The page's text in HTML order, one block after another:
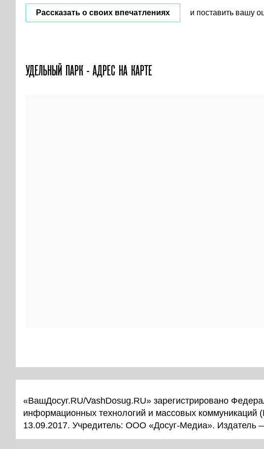
Рассказать о своих впечатлениях и поставить вашу
УДЕЛЬНЫЙ ПАРК - АДРЕС НА КАРТЕ
«ВашДосуг.RU/VashDosug.RU» зарегистрировано
информационных технологий и массовых
13.09.2017. Учредитель: ООО «Досуг-Медиа».